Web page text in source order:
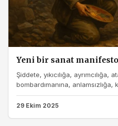
Yeni bir sanat
Şiddete, yıkıcılığa, ayrımcılığa,
bombardımanına,
29 Ekim 2025